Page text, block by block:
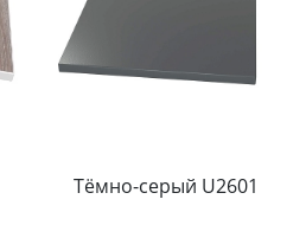
Тёмно-серый U2601